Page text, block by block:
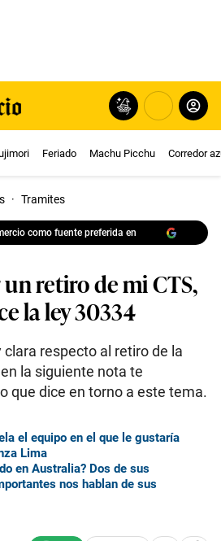
Feriado Machu Picchu Corredor
· Tramites
como fuente preferida en
retiro de mi CTS,
la ley 30334
respecto al retiro de la
la siguiente nota te
que dice en torno a este tema.
el equipo en el que le gustaría
Lima
en Australia? Dos de sus
nos hablan de sus